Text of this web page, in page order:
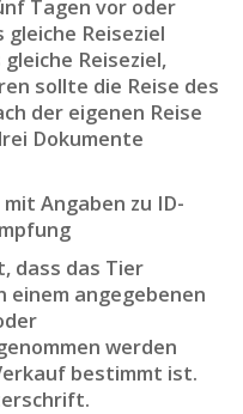
Tagen vor oder
gleiche Reiseziel
Reiseziel,
sollte die Reise des
der eigenen Reise
Dokumente
Angaben zu ID-
dass das Tier
einem angegebenen
werden
bestimmt ist.